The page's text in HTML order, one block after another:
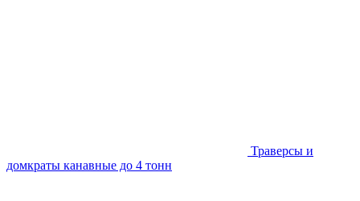
Траверсы и
домкраты канавные до 4 тонн